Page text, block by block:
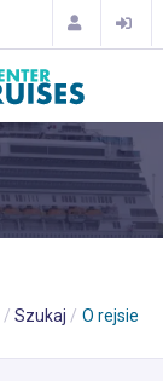
Szukaj O rejsie